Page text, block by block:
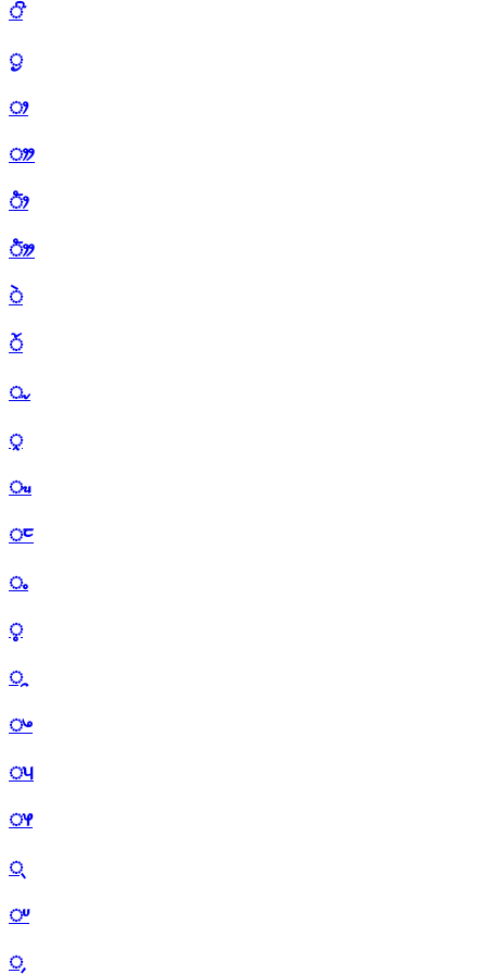
ᤡ
ᤢ
ᤣ
ᤤ
ᤥ
ᤦ
ᤧ
ᤨ
ᤩ
ᤪ
ᤫ
ᤰ
ᤱ
ᤲ
ᤳ
ᤴ
ᤵ
ᤶ
ᤷ
ᤸ
᤹